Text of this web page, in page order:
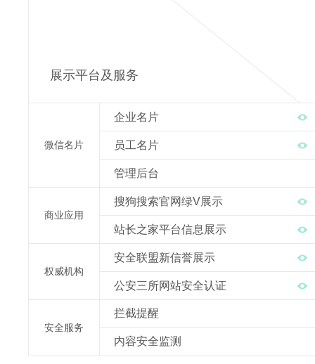
展示平台及服务
微信名片
企业名片
员工名片
管理后台
商业应用
搜狗搜索官网绿V展示
站长之家平台信息展示
权威机构
安全联盟新信誉展示
公安三所网站安全认证
安全服务
拦截提醒
内容安全监测